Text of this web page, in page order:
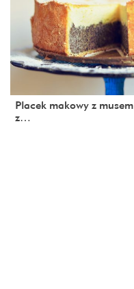
Placek makowy z musem
z…